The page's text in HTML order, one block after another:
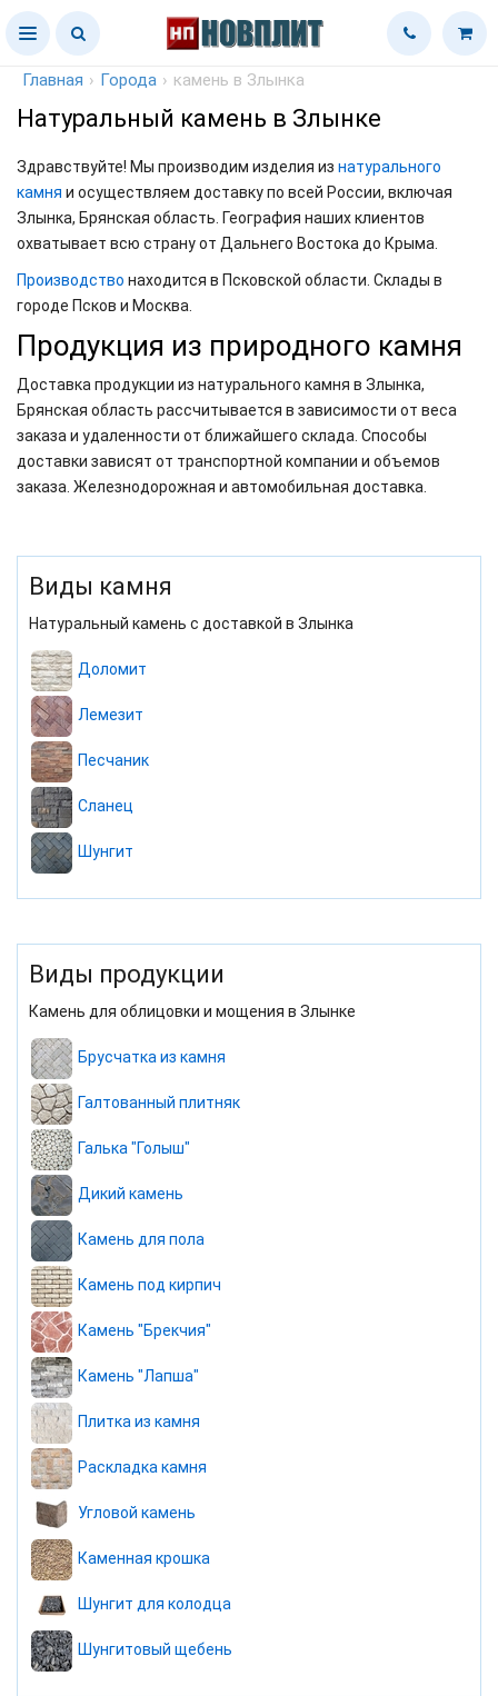
Главная › Города › камень в Злынка
Натуральный камень в Злынке
Здравствуйте! Мы производим изделия из натурального
камня и осуществляем доставку по всей России, включая
Злынка, Брянская область. География наших клиентов
охватывает всю страну от Дальнего Востока до Крыма.
Производство находится в Псковской области. Склады в
городе Псков и Москва.
Продукция из природного камня
Доставка продукции из натурального камня в Злынка,
Брянская область рассчитывается в зависимости от веса
заказа и удаленности от ближайшего склада. Способы
доставки зависят от транспортной компании и объемов
заказа. Железнодорожная и автомобильная доставка.
Виды камня
Натуральный камень с доставкой в Злынка
Доломит
Лемезит
Песчаник
Сланец
Шунгит
Виды продукции
Камень для облицовки и мощения в Злынке
Брусчатка из камня
Галтованный плитняк
Галька "Голыш"
Дикий камень
Камень для пола
Камень под кирпич
Камень "Брекчия"
Камень "Лапша"
Плитка из камня
Раскладка камня
Угловой камень
Каменная крошка
Шунгит для колодца
Шунгитовый щебень